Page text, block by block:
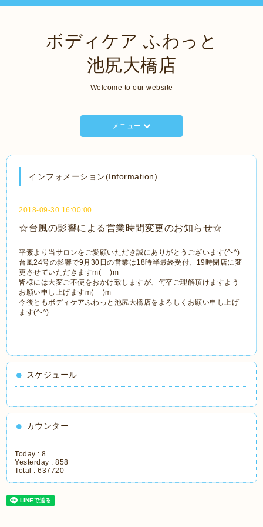
ボディケア ふわっと
池尻大橋店
Welcome to our website
メニュー
インフォメーション(Information)
2018-09-30 16:00:00
☆台風の影響による営業時間変更のお知らせ☆
平素より当サロンをご愛顧いただき誠にありがとうございます(^-^)
台風24号の影響で9月30日の営業は18時半最終受付、19時閉店に変
更させていただきますm(__)m
皆様には大変ご不便をおかけ致しますが、何卒ご理解頂けますよう
お願い申し上げますm(__)m
今後ともボディケアふわっと池尻大橋店をよろしくお願い申し上げ
ます(^-^)
スケジュール
カウンター
Today :8
Yesterday :858
Total :637720